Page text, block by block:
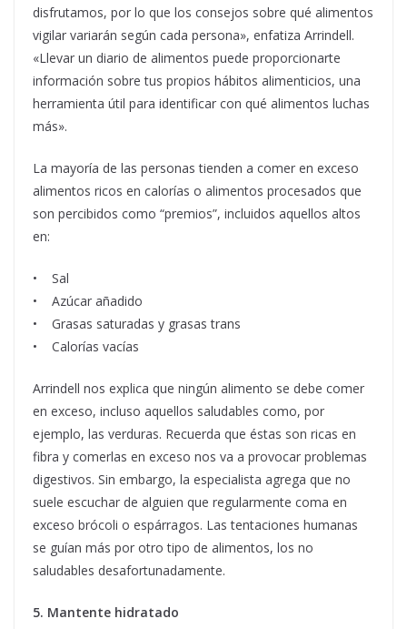
disfrutamos, por lo que los consejos sobre qué alimentos
vigilar variarán según cada persona», enfatiza Arrindell.
«Llevar un diario de alimentos puede proporcionarte
información sobre tus propios hábitos alimenticios, una
herramienta útil para identificar con qué alimentos luchas
más».
La mayoría de las personas tienden a comer en exceso
alimentos ricos en calorías o alimentos procesados que
son percibidos como “premios”, incluidos aquellos altos
en:
• Sal
• Azúcar añadido
• Grasas saturadas y grasas trans
• Calorías vacías
Arrindell nos explica que ningún alimento se debe comer
en exceso, incluso aquellos saludables como, por
ejemplo, las verduras. Recuerda que éstas son ricas en
fibra y comerlas en exceso nos va a provocar problemas
digestivos. Sin embargo, la especialista agrega que no
suele escuchar de alguien que regularmente coma en
exceso brócoli o espárragos. Las tentaciones humanas
se guían más por otro tipo de alimentos, los no
saludables desafortunadamente.
5. Mantente hidratado